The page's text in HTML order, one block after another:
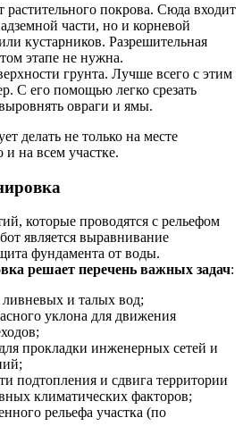
растительного покрова. Сюда входит
части, но и корневой
кустарников. Разрешительная
этапе не нужна.
грунта. Лучше всего с этим
С его помощью легко срезать
овраги и ямы.
делать не только на месте
и на всем участке.
которые проводятся с рельефом
является выравнивание
фундамента от воды.
решает перечень важных задач:
ливневых и талых вод;
уклона для движения
прокладки инженерных сетей и
подтопления и сдвига территории
климатических факторов;
рельефа участка (по